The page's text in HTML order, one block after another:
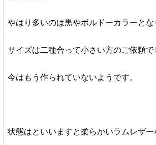
やはり多いのは黒やボルドーカラーとな
サイズは二種合って小さい方のご依頼で
今はもう作られていないようです。
状態はといいますと柔らかいラムレザ